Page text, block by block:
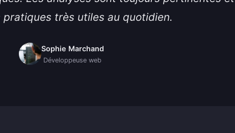
pratiques très utiles au quotidien.
Sophie Marchand
Développeuse web